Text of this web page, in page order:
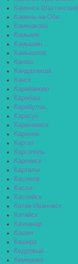
Каменск-Шахтинский
Камень-на-Оби
Камешково
Камызяк
Камышин
Камышлов
Канаш
Кандалакша
Канск
Карабаново
Карабаш
Карабулак
Карасук
Карачаевск
Карачев
Каргат
Каргополь
Карпинск
Карталы
Касимов
Касли
Каспийск
Катав-Ивановск
Катайск
Качканар
Кашин
Кашира
Кедровый
Кемерово